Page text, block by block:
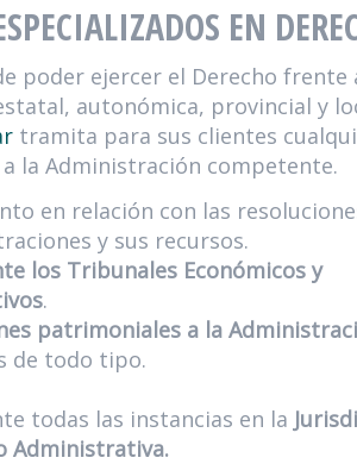
EN
poder ejercer el Derecho frente
autonómica, provincial y
tramita para sus clientes
la Administración competente.
en relación con las
y sus recursos.
los Tribunales Económicos y
.
patrimoniales a la
de todo tipo.
todas las instancias en la
Administrativa.